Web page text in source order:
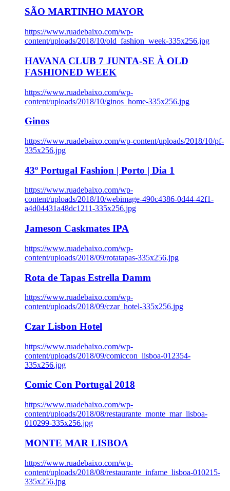
SÃO MARTINHO MAYOR
https://www.ruadebaixo.com/wp-
content/uploads/2018/10/old_fashion_week-335x256.jpg
HAVANA CLUB 7 JUNTA-SE À OLD
FASHIONED WEEK
https://www.ruadebaixo.com/wp-
content/uploads/2018/10/ginos_home-335x256.jpg
Ginos
https://www.ruadebaixo.com/wp-content/uploads/2018/10/pf-
335x256.jpg
43º Portugal Fashion | Porto | Dia 1
https://www.ruadebaixo.com/wp-
content/uploads/2018/10/webimage-490c4386-0d44-42f1-
a4d04431a48dc1211-335x256.jpg
Jameson Caskmates IPA
https://www.ruadebaixo.com/wp-
content/uploads/2018/09/rotatapas-335x256.jpg
Rota de Tapas Estrella Damm
https://www.ruadebaixo.com/wp-
content/uploads/2018/09/czar_hotel-335x256.jpg
Czar Lisbon Hotel
https://www.ruadebaixo.com/wp-
content/uploads/2018/09/comiccon_lisboa-012354-
335x256.jpg
Comic Con Portugal 2018
https://www.ruadebaixo.com/wp-
content/uploads/2018/08/restaurante_monte_mar_lisboa-
010299-335x256.jpg
MONTE MAR LISBOA
https://www.ruadebaixo.com/wp-
content/uploads/2018/08/restaurante_infame_lisboa-010215-
335x256.jpg